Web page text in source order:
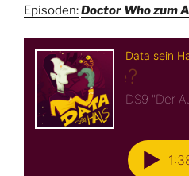
Episoden:Doctor Who zum